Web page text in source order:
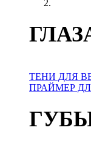
ТЕНИ ДЛЯ
ПРАЙМЕР